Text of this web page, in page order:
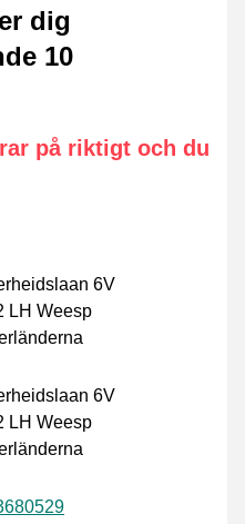
dig
10
på riktigt och du
6V
LH Weesp
6V
LH Weesp